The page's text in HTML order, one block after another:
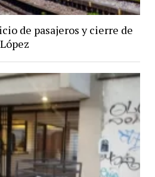
de pasajeros y cierre de